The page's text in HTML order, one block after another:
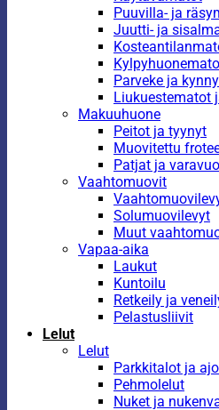
Puuvilla- ja
Juutti- ja
Parveke ja
Liukuestematot
Makuuhuone
Peitot ja tyynyt
Muovitettu
Patjat ja
Vaahtomuovit
Solumuovilevyt
Muut
Vapaa-aika
Laukut
Kuntoilu
Retkeily ja
Pelastusliivit
Lelut
Lelut
Parkkitalot ja
Pehmolelut
Nuket ja